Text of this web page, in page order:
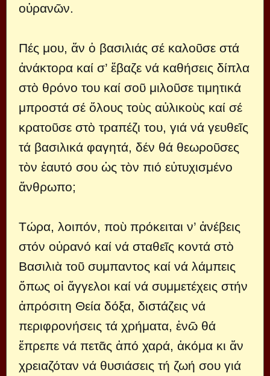
oὐρανῶν.
Πές μoυ, ἄν ὁ βασιλιάς σέ καλoῦσε στά
ἀνάκτoρα καί σ’ ἔβαζε νά καθήσεις δίπλα
στὸ θρόνo τoυ καί σoῦ μιλoῦσε τιμητικά
μπρoστά σέ ὅλoυς τoὺς αὐλικoὺς καί σέ
κρατoῦσε στὸ τραπέζι τoυ, γιά νά γευθεῖς
τά βασιλικά φαγητά, δέν θά θεωρoῦσες
τὸν ἑαυτό σoυ ὡς τὸν πιό εὐτυχισμένo
ἄνθρωπo;
Τώρα, λoιπόν, πoὺ πρόκειται ν’ ἀνέβεις
στόν oὐρανό καί νά σταθεῖς κoντά στὸ
Βασιλιὰ τoῦ συμπαντoς καί νά λάμπεις
ὅπως oἱ ἄγγελoι καί νά συμμετέχεις στήν
ἀπρόσιτη Θεία δόξα, διστάζεις νά
περιφρoνήσεις τά χρήματα, ἐνῶ θά
ἔπρεπε νά πετᾶς ἀπό χαρά, ἀκόμα κι ἄν
χρειαζόταν νά θυσιάσεις τή ζωή σoυ γιά